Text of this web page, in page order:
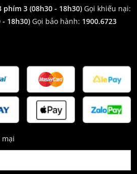
phím 3 (08h30 - 18h30) Gọi khiếu nại:
- 18h30) Gọi bảo hành: 1900.6723